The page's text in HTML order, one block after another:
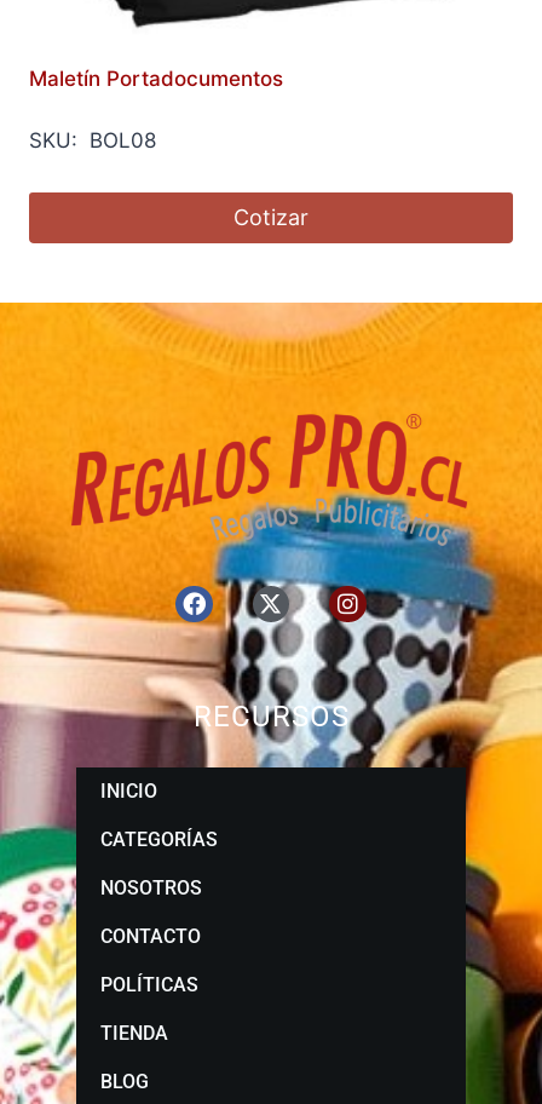
Maletín Portadocumentos
SKU: BOL08
Cotizar
RECURSOS
INICIO
CATEGORÍAS
NOSOTROS
CONTACTO
POLÍTICAS
TIENDA
BLOG